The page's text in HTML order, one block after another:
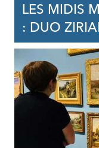
LES MIDIS
: DUO